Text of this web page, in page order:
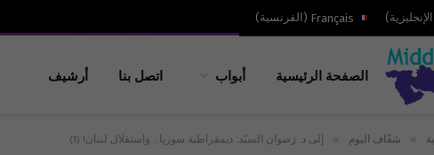
الإنجليزية)
Français
( الفرنسية)
الصفحة الرئيسية أبواب اتصل بنا أرشيف
» شفّاف اليوم » إلى د. رَضوان السيّد: ديمقراطية سوريا.. واستقلال لبنان! (1)